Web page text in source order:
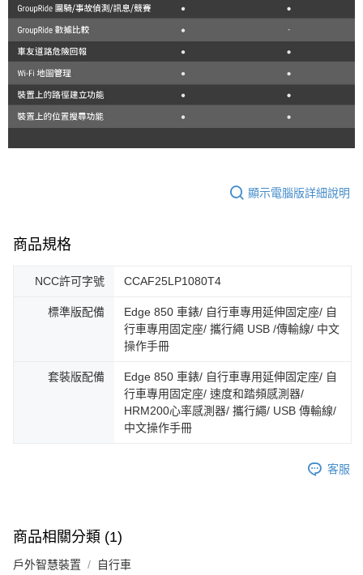
顯示電腦版詳細說明
商品規格
NCC許可字號 CCAF25LP1080T4
標準版配備
Edge 850 車錶/ 自行車專用延伸固定座/ 自
行車專用固定座/ 攜行繩 USB /傳輸線/ 中文
操作手冊
套裝版配備
Edge 850 車錶/ 自行車專用延伸固定座/ 自
行車專用固定座/ 速度和踏頻感測器/
HRM200心率感測器/ 攜行繩/ USB 傳輸線/
中文操作手冊
客服
商品相關分類 (1)
戶外智慧裝置 自行車